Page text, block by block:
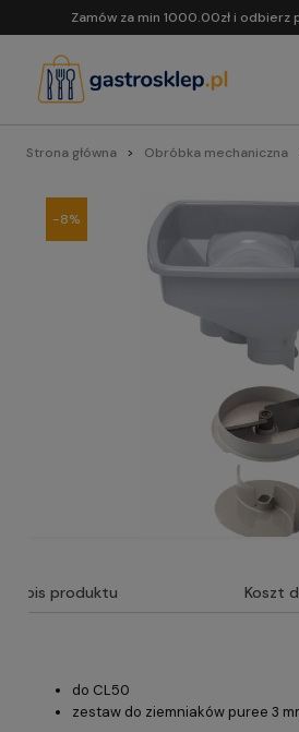
Zamów za min 1000.00zł i odbierz
Strona główna Obróbka mechaniczna
-8%
Opis produktu Koszt
do CL50
zestaw do ziemniaków puree 3